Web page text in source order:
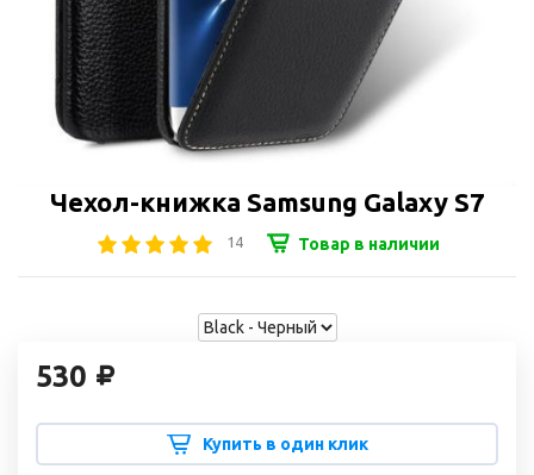
Чехол-книжка Samsung Galaxy S7
14 Товар в наличии
530
Купить в один клик